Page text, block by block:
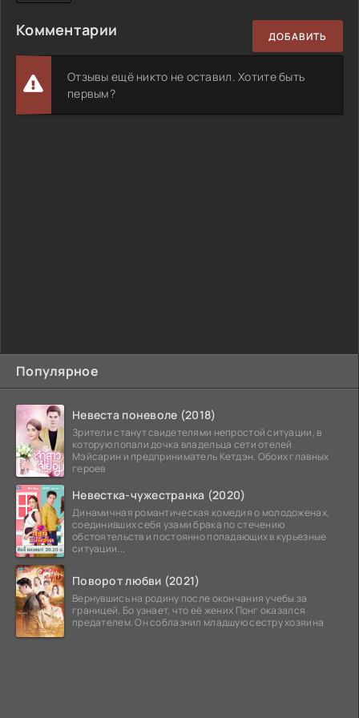
Популярное
Невеста поневоле (2018)
Зрители станут свидетелями непростой ситуации, в
которую попали дочка владельца сети отелей
Мэйсарин и предприниматель Кетдэн. Обоих главных
героев
Невестка-чужестранка (2020)
Динамичная романтическая комедия о молодоженах,
соединивших себя узами брака по стечению
обстоятельств и постоянно попадающих в курьезные
ситуации...
Поворот любви (2021)
Вернувшись на родину после окончания учебы за
границей, Бо узнает, что её жених Понг оказался
предателем. Он соблазнил младшую сестру хозяина
Комментарии ДОБАВИТЬ
Отзывы ещё никто не оставил. Хотите быть
первым?